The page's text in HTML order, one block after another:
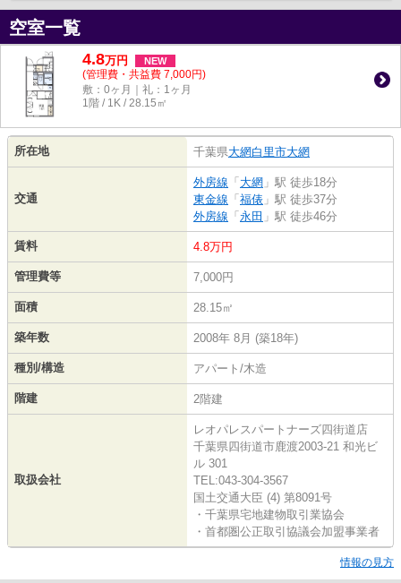
空室一覧
4.8万円 NEW
(管理費・共益費 7,000円)
敷：0ヶ月｜礼：1ヶ月
1階 / 1K / 28.15㎡
所在地 千葉県大網白里市大網
交通
外房線 「 大網 」駅 徒歩18分
東金線 「 福俵 」駅 徒歩37分
外房線 「 永田 」駅 徒歩46分
賃料 4.8万円
管理費等 7,000円
面積 28.15㎡
築年数 2008年 8月 (築18年)
種別/構造 アパート/木造
階建 2階建
取扱会社
レオパレスパートナーズ四街道店
千葉県四街道市鹿渡2003-21 和光ビ
ル 301
TEL:043-304-3567
国土交通大臣 (4) 第8091号
・千葉県宅地建物取引業協会
・首都圏公正取引協議会加盟事業者
情報の見方